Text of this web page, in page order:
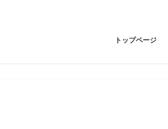
トップページ